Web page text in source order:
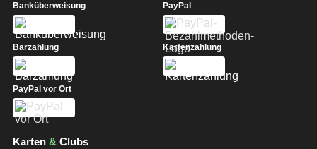
Banküberweisung PayPal
Barzahlung Kartenzahlung
PayPal vor Ort
Karten & Clubs